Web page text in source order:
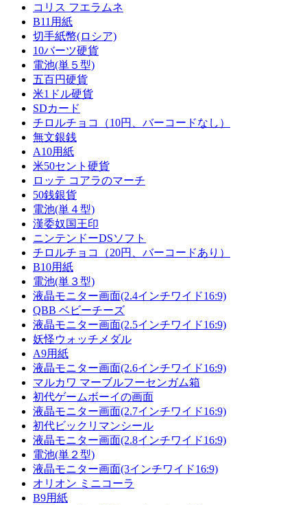
コリス フエラムネ
B11用紙
切手紙幣(ロシア)
10バーツ硬貨
電池(単５型)
五百円硬貨
米1ドル硬貨
SDカード
チロルチョコ（10円、バーコードなし）
無文銀銭
A10用紙
米50セント硬貨
ロッテ コアラのマーチ
50銭銀貨
電池(単４型)
漢委奴国王印
ニンテンドーDSソフト
チロルチョコ（20円、バーコードあり）
B10用紙
電池(単３型)
液晶モニター画面(2.4インチワイド16:9)
QBB ベビーチーズ
液晶モニター画面(2.5インチワイド16:9)
妖怪ウォッチメダル
A9用紙
液晶モニター画面(2.6インチワイド16:9)
マルカワ マーブルフーセンガム箱
初代ゲームボーイの画面
液晶モニター画面(2.7インチワイド16:9)
初代ビックリマンシール
液晶モニター画面(2.8インチワイド16:9)
電池(単２型)
液晶モニター画面(3インチワイド16:9)
オリオン ミニコーラ
B9用紙